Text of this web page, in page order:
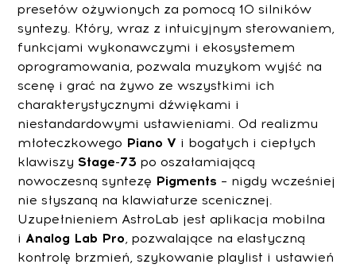
presetów ożywionych za pomocą 10 silników
syntezy. Który, wraz z intuicyjnym sterowaniem,
funkcjami wykonawczymi i ekosystemem
oprogramowania, pozwala muzykom wyjść na
scenę i grać na żywo ze wszystkimi ich
charakterystycznymi dźwiękami i
niestandardowymi ustawieniami. Od realizmu
młoteczkowego Piano V i bogatych i ciepłych
klawiszy Stage-73 po oszałamiającą
nowoczesną syntezę Pigments – nigdy wcześniej
nie słyszaną na klawiaturze scenicznej.
Uzupełnieniem AstroLab jest aplikacja mobilna
iAnalog Lab Pro, pozwalające na elastyczną
kontrolę brzmień, szykowanie playlist i ustawień